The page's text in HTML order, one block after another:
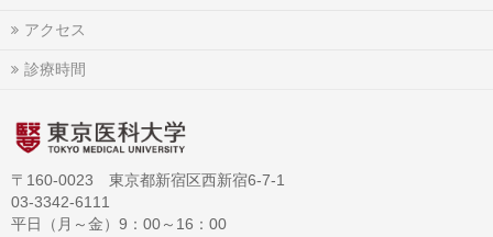
アクセス
診療時間
〒160-0023 東京都新宿区西新宿6-7-1
03-3342-6111
平日（月～金）9：00～16：00